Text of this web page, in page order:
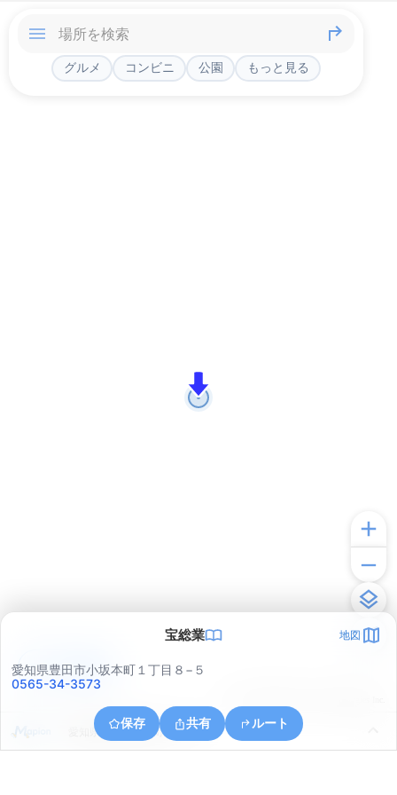
グルメ コンビニ 公園 もっと見る
宝総業 地図
愛知県豊田市小坂本町１丁目８−５
0565-34-3573
保存 共有 ルート
愛知県豊田市丸根町７丁目
アプリで見る